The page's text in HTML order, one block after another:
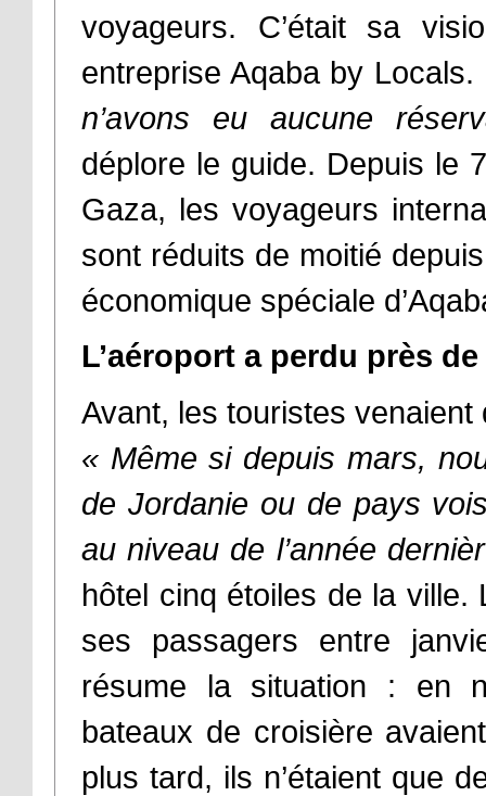
voyageurs. C’était sa
entreprise Aqaba by
n’avons eu aucune
déplore le guide. Depuis le
Gaza, les voyageurs
sont réduits de moitié
économique spéciale
L’aéroport a perdu près
Avant, les touristes venaient
« Même si depuis mars,
de Jordanie ou de pays
au niveau de l’année
hôtel cinq étoiles de la ville.
ses passagers entre
résume la situation : en
bateaux de croisière
plus tard, ils n’étaient que